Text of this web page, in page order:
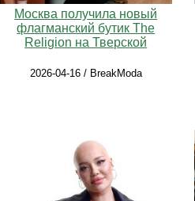
Москва получила новый
флагманский бутик The
Religion на Тверской
2026-04-16 / BreakModa